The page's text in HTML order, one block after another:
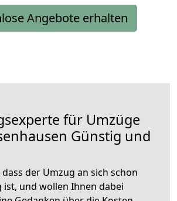
Angebote erhalten
für Umzüge
Günstig und
der Umzug an sich schon
ist, und wollen Ihnen dabei